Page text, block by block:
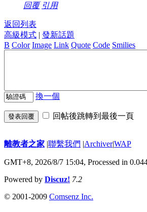
回覆 引用
返回列表
高級模式 | 發新話題
B Color Image Link Quote Code Smilies
換一個
發表回覆 回帖後跳轉到最後一頁
離教者之家 |聯繫我們 |Archiver|WAP
GMT+8, 2026/8/7 15:04, Processed in
Powered by Discuz! 7.2
© 2001-2009 Comsenz Inc.